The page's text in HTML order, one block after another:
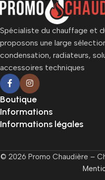
Spécialiste du chauffage et
proposons une large
condensation, radiateurs,
accessoires techniques
Boutique
Informations
Informations légales
© 2026 Promo Chaudière –